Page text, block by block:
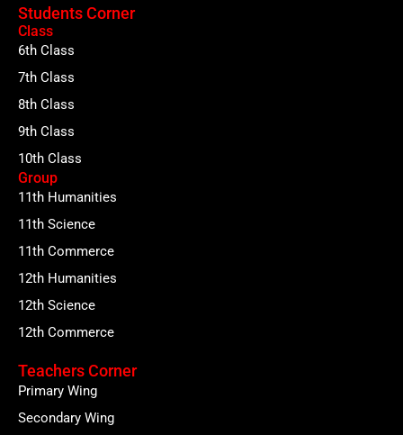
Students Corner
Class
6th Class
7th Class
8th Class
9th Class
10th Class
Group
11th Humanities
11th Science
11th Commerce
12th Humanities
12th Science
12th Commerce
Teachers Corner
Primary Wing
Secondary Wing